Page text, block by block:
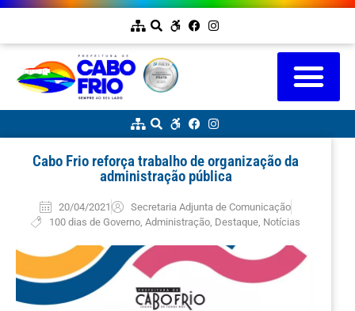
Cabo Frio reforça trabalho de organização da
administração pública
20/04/2021
Secretaria Adjunta de Comunicação
100 dias de Governo ,Administração Destaque Notícias